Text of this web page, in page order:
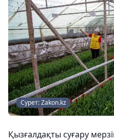
Сурет: Zakon.kz
Қызғалдақты суғару